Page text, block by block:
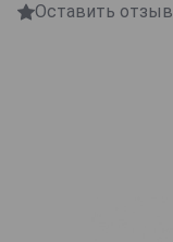
Оставить отзыв